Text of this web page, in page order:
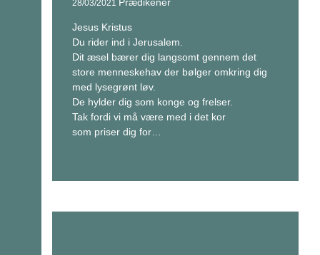
28/03/2021
Jesus Kristus
Du rider ind i Jerusalem.
Dit æsel bærer dig langsomt gennem det
store menneskehav der bølger omkring dig
med lysegrønt løv.
De hylder dig som konge og frelser.
Tak fordi vi må være med i det kor
som priser dig for…